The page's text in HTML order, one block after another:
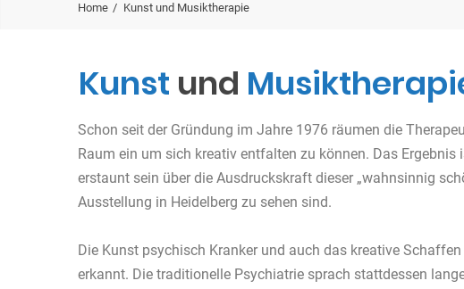
Home Kunst und Musiktherapie
Kunst und
Schon seit der Gründung im Jahre 1976 räumen die
Raum ein um sich kreativ entfalten zu können. Das
erstaunt sein über die Ausdruckskraft dieser „wahnsinnig
Ausstellung in Heidelberg zu sehen sind.
Die Kunst psychisch Kranker und auch das kreative
erkannt. Die traditionelle Psychiatrie sprach stattdessen